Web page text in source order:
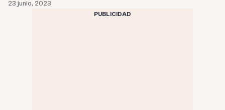
23 junio, 2023
PUBLICIDAD